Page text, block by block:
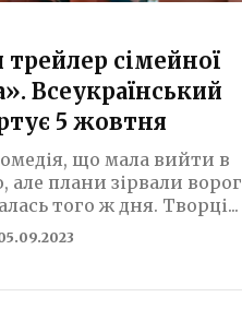
сімейної
Всеукраїнський
5 жовтня
що мала вийти в
але плани зірвали ворог
того ж дня. Творці...